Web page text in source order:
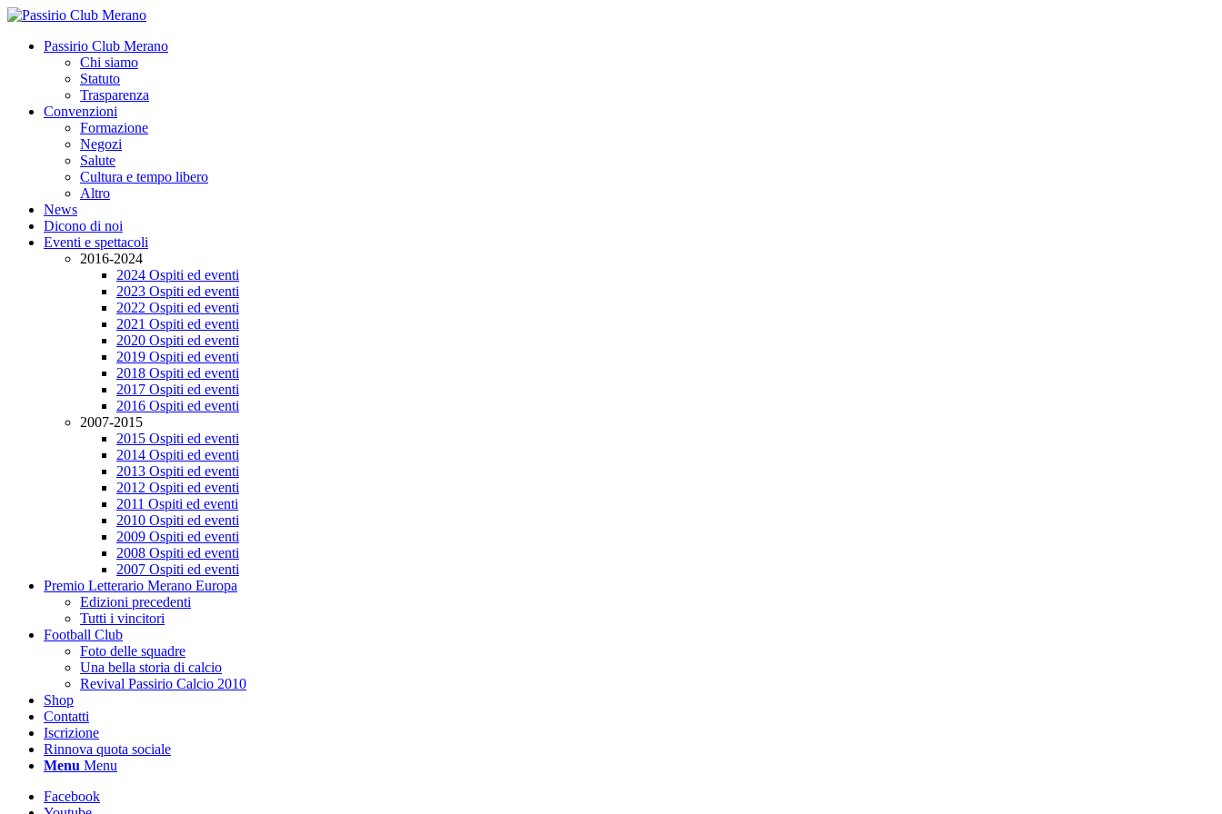
Passirio Club Merano
Chi siamo
Statuto
Trasparenza
Convenzioni
Formazione
Negozi
Salute
Cultura e tempo libero
Altro
News
Dicono di noi
Eventi e spettacoli
2016-2024
2024 Ospiti ed eventi
2023 Ospiti ed eventi
2022 Ospiti ed eventi
2021 Ospiti ed eventi
2020 Ospiti ed eventi
2019 Ospiti ed eventi
2018 Ospiti ed eventi
2017 Ospiti ed eventi
2016 Ospiti ed eventi
2007-2015
2015 Ospiti ed eventi
2014 Ospiti ed eventi
2013 Ospiti ed eventi
2012 Ospiti ed eventi
2011 Ospiti ed eventi
2010 Ospiti ed eventi
2009 Ospiti ed eventi
2008 Ospiti ed eventi
2007 Ospiti ed eventi
Premio Letterario Merano Europa
Edizioni precedenti
Tutti i vincitori
Football Club
Foto delle squadre
Una bella storia di calcio
Revival Passirio Calcio 2010
Shop
Contatti
Iscrizione
Rinnova quota sociale
Menu Menu
Facebook